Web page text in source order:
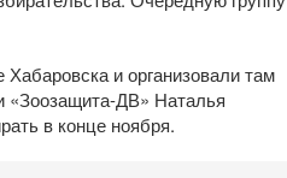
и организовали там
«Зоозащита-ДВ» Наталья
в конце ноября.